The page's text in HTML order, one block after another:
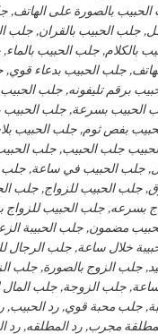
بالصورة على الهاتف,
جلب الحبيب بالقران, جلب
بالكلام, جلب الحبيب
جلب الحبيب بدعاء
برقم تليفونه, جلب
الحبيب بسرعة, جلب
بفص ثوم, جلب الحبيب
جلب الحبيب, جلب
جلب الحبيب في ساعة,
جلب الحبيب للزواج, جلب
بسرعه, جلب الحبيب للزواج
مضمون, جلب الحبيبة
خلال ساعة, جلب الرجال
جلب الزوج بالصورة, جلب
خلال 24 ساعة, جلب الزوجة, جلب
جلب محبة قوي, رد الحبيب,
مجرب, رد المطلقه, رد